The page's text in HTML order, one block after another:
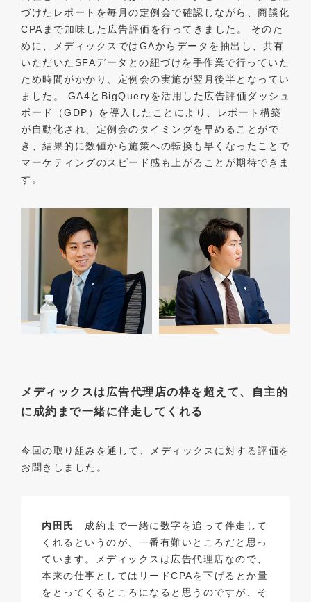
づけたレポートを毎月の定例会で確認しながら、商談化
CPAまで加味した広告評価を行ってきました。 そのた
めに、メディックスではGAからデータを抽出し、共有
いただいたSFAデータとの紐づけを手作業で行っていた
ため時間がかかり、定例会の実施が翌月後半となってい
ました。 GA4とBigQueryを活用した広告評価ダッシュ
ボード（GDP）を導入したことにより、レポート構築
が自動化され、定例会のタイミングを早めることがで
き、結果的に数値から施策への転換も早くなったことで
マーケティングのスピード感も上がることが期待できま
す。
メディックスは広告代理店の枠を超えて、自主的
に成約まで一緒に伴走してくれる
今回の取り組みを通して、メディックスに対する評価を
お聞きしました。
内田氏 成約まで一緒に数字を追って伴走して
くれるというのが、一番有難いところだと思っ
ています。メディックスは広告代理店なので、
本来の仕事としてはリードCPAを下げるとか量
をとってくるところになると思うのですが、そ